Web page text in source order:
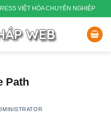
VIỆT HÓA CHUYÊN NGHIỆP
Path